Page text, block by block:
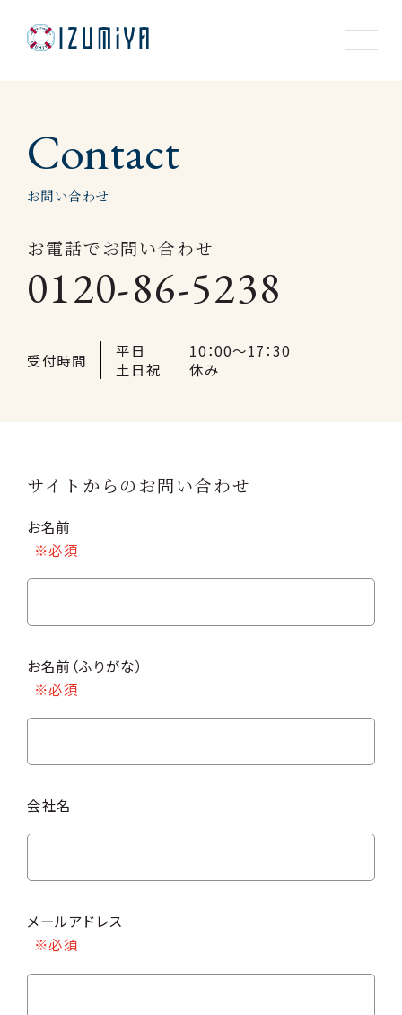
Cookies
News
Contact
Contact
お問い合わせ
お電話でお問い合わせ
0120-86-5238
受付時間 平日
10：00～17：30
土日祝
休み
サイトからのお問い合わせ
お名前
お名前（ふりがな）
会社名
メールアドレス